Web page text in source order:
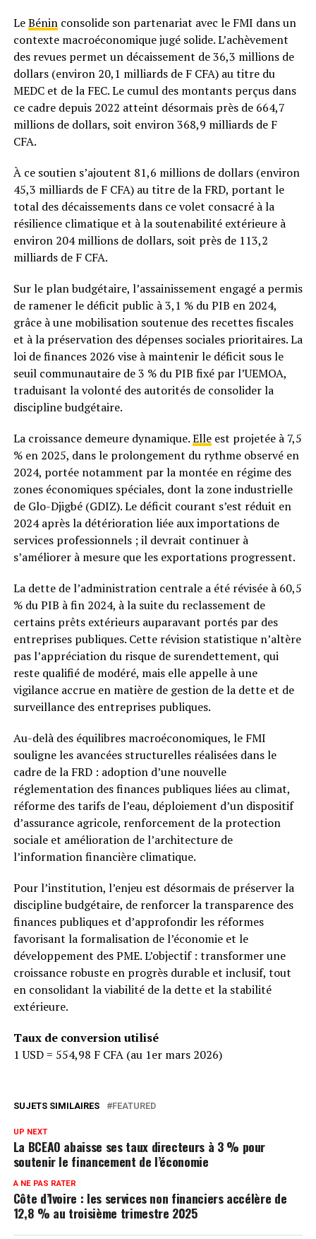
LeBéninconsolide son partenariat avec le FMI dans un
contexte macroéconomique jugé solide. L’achèvement
des revues permet un décaissement de 36,3 millions de
dollars (environ 20,1 milliards de F CFA) au titre du
MEDC et de la FEC. Le cumul des montants perçus dans
ce cadre depuis 2022 atteint désormais près de 664,7
millions de dollars, soit environ 368,9 milliards de F
CFA.
À ce soutien s’ajoutent 81,6 millions de dollars (environ
45,3 milliards de F CFA) au titre de la FRD, portant le
total des décaissements dans ce volet consacré à la
résilience climatique et à la soutenabilité extérieure à
environ 204 millions de dollars, soit près de 113,2
milliards de F CFA.
Sur le plan budgétaire, l’assainissement engagé a permis
de ramener le déficit public à 3,1 % du PIB en 2024,
grâce à une mobilisation soutenue des recettes fiscales
et à la préservation des dépenses sociales prioritaires. La
loi de finances 2026 vise à maintenir le déficit sous le
seuil communautaire de 3 % du PIB fixé par l’UEMOA,
traduisant la volonté des autorités de consolider la
discipline budgétaire.
La croissance demeure dynamique.Elleest projetée à 7,5
% en 2025, dans le prolongement du rythme observé en
2024, portée notamment par la montée en régime des
zones économiques spéciales, dont la zone industrielle
de Glo-Djigbé (GDIZ). Le déficit courant s’est réduit en
2024 après la détérioration liée aux importations de
services professionnels ; il devrait continuer à
s’améliorer à mesure que les exportations progressent.
La dette de l’administration centrale a été révisée à 60,5
% du PIB à fin 2024, à la suite du reclassement de
certains prêts extérieurs auparavant portés par des
entreprises publiques. Cette révision statistique n’altère
pas l’appréciation du risque de surendettement, qui
reste qualifié de modéré, mais elle appelle à une
vigilance accrue en matière de gestion de la dette et de
surveillance des entreprises publiques.
Au-delà des équilibres macroéconomiques, le FMI
souligne les avancées structurelles réalisées dans le
cadre de la FRD : adoption d’une nouvelle
réglementation des finances publiques liées au climat,
réforme des tarifs de l’eau, déploiement d’un dispositif
d’assurance agricole, renforcement de la protection
sociale et amélioration de l’architecture de
l’information financière climatique.
Pour l’institution, l’enjeu est désormais de préserver la
discipline budgétaire, de renforcer la transparence des
finances publiques et d’approfondir les réformes
favorisant la formalisation de l’économie et le
développement des PME. L’objectif : transformer une
croissance robuste en progrès durable et inclusif, tout
en consolidant la viabilité de la dette et la stabilité
extérieure.
Taux de conversion utilisé
1 USD = 554,98 F CFA (au 1er mars 2026)
SUJETS SIMILAIRES FEATURED
UP NEXT
La BCEAO abaisse ses taux directeurs à 3 % pour
soutenir le financement de l’économie
A NE PAS RATER
Côte d’Ivoire : les services non financiers accélère de
12,8 % au troisième trimestre 2025